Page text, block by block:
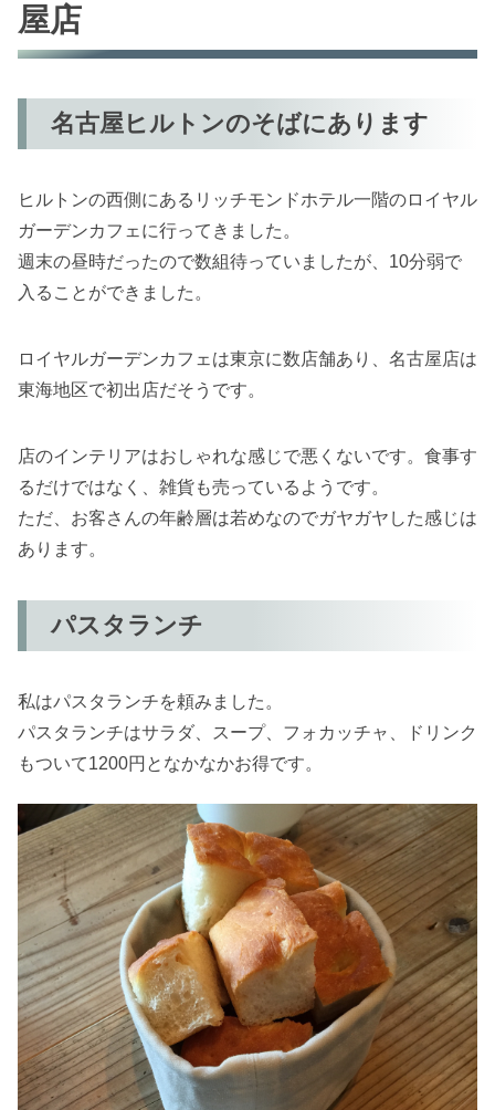
屋店
名古屋ヒルトンのそばにあります
ヒルトンの西側にあるリッチモンドホテル一階のロイヤル
ガーデンカフェに行ってきました。
週末の昼時だったので数組待っていましたが、10分弱で
入ることができました。
ロイヤルガーデンカフェは東京に数店舗あり、名古屋店は
東海地区で初出店だそうです。
店のインテリアはおしゃれな感じで悪くないです。食事す
るだけではなく、雑貨も売っているようです。
ただ、お客さんの年齢層は若めなのでガヤガヤした感じは
あります。
パスタランチ
私はパスタランチを頼みました。
パスタランチはサラダ、スープ、フォカッチャ、ドリンク
もついて1200円となかなかお得です。